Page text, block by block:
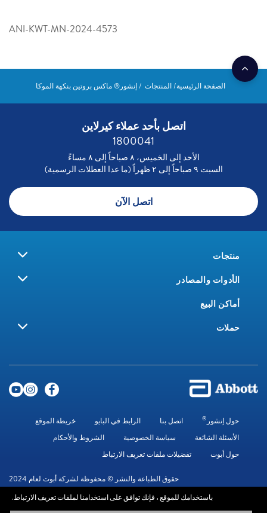
ANI-KWT-MN-2024-4573
الصفحة الرئيسية المنتجات إنشور® ماكس بروتين بنكهة الموكا
اتصل بأحد عملاء كيرلاين
1800041
الأحد إلى الخميس، ٨ صباحاً إلى ٨ مساءً
السبت ٩ صباحاً إلى ٢ ظهراً (ما عدا العطلات الرسمية)
اتصل الآن
منتجات
الأدوات والمصادر
أماكن البيع
حملات
حول إنشور ® اتصل بنا الرابط في البايو
خريطة الموقع
الأسئلة الشائعة
سياسة الخصوصية
الشروط والأحكام
حول أبوت
تفضيلات ملفات تعريف الارتباط
حقوق الطباعة والنشر © محفوظة لشركة أبوت لعام 2024
باستخدامك للموقع ، فإنك توافق على استخدامنا لملفات تعريف الارتباط.